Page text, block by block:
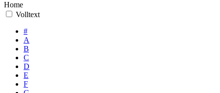
Home
Volltext
#
A
B
C
D
E
F